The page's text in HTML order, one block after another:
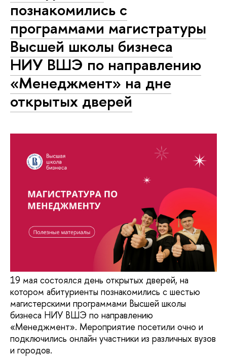
познакомились с
программами магистратуры
Высшей школы бизнеса
НИУ ВШЭ по направлению
«Менеджмент» на дне
открытых дверей
19 мая состоялся день открытых дверей, на
котором абитуриенты познакомились с шестью
магистерскими программами Высшей школы
бизнеса НИУ ВШЭ по направлению
«Менеджмент». Мероприятие посетили очно и
подключились онлайн участники из различных вузов
и городов.